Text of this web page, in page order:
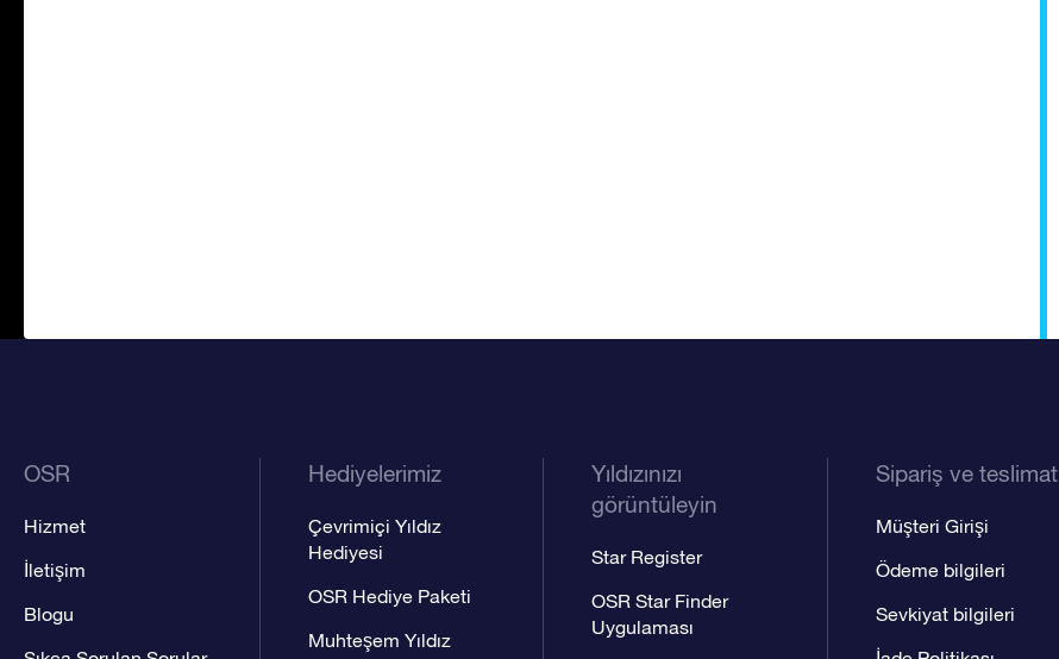
OSR
Hizmet
İletişim
Blogu
Hediyelerimiz
Çevrimiçi Yıldız
Hediyesi
OSR Hediye Paketi
Muhteşem Yıldız
Yıldızınızı
görüntüleyin
Star Register
OSR Star Finder
Uygulaması
Sipariş ve teslimat
Müşteri Girişi
Ödeme bilgileri
Sevkiyat bilgileri